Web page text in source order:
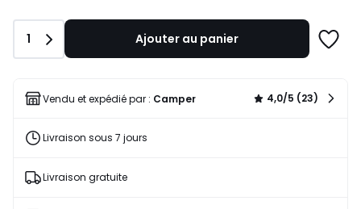
Quantité
1 Ajouter au panier
liste
Vendu et expédié par : Camper 4,0/5 (23)
Livraison sous 7 jours
Livraison gratuite